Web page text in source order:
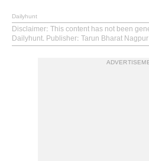
Dailyhunt
Disclaimer: This content has not been
Dailyhunt. Publisher: Tarun Bharat Nagpur